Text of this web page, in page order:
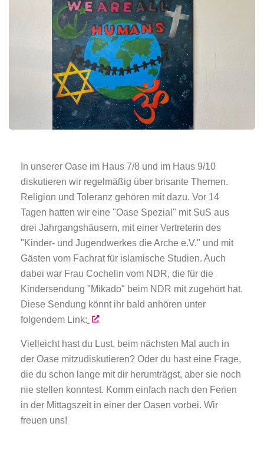
In unserer Oase im Haus 7/8 und im Haus 9/10
diskutieren wir regelmäßig über brisante Themen.
Religion und Toleranz gehören mit dazu. Vor 14
Tagen hatten wir eine "Oase Spezial" mit SuS aus
drei Jahrgangshäusern, mit einer Vertreterin des
"Kinder- und Jugendwerkes die Arche e.V." und mit
Gästen vom Fachrat für islamische Studien. Auch
dabei war Frau Cochelin vom NDR, die für die
Kindersendung "Mikado" beim NDR mit zugehört hat.
Diese Sendung könnt ihr bald anhören unter
folgendem Link:
Vielleicht hast du Lust, beim nächsten Mal auch in
der Oase mitzudiskutieren? Oder du hast eine Frage,
die du schon lange mit dir herumträgst, aber sie noch
nie stellen konntest. Komm einfach nach den Ferien
in der Mittagszeit in einer der Oasen vorbei. Wir
freuen uns!